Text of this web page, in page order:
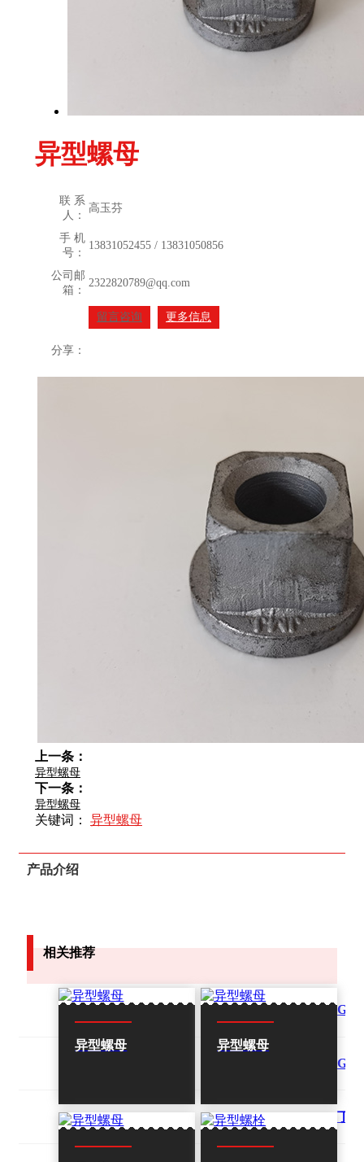
异型螺母
联 系
人：
高玉芬
手 机
号：
13831052455 / 13831050856
公司邮
箱：
2322820789@qq.com
留言咨询 更多信息
分享：
上一条：
异型螺母
下一条：
异型螺母
关键词： 异型螺母
产品介绍
相关推荐
异型螺母 异型螺母
丁